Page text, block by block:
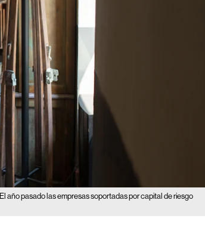
El año pasado las empresas soportadas por capital de riesgo